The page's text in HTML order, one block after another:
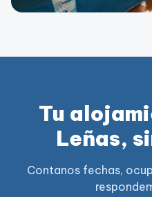
Tu
Leñas,
Contanos fechas,